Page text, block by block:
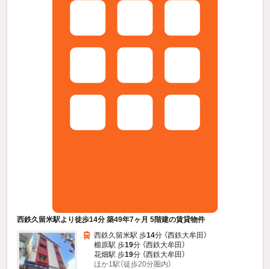
西鉄久留米駅より徒歩14分 築49年7ヶ月 5階建の賃貸物件
西鉄久留米駅 歩14分 （西鉄大牟田）
櫛原駅 歩19分 （西鉄大牟田）
花畑駅 歩19分 （西鉄大牟田）
ほか1駅（徒歩20分圏内）